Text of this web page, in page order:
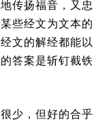
传扬福音，又忠
些经文为文本的
文的解经都能以
答案是斩钉截铁
少，但好的合乎